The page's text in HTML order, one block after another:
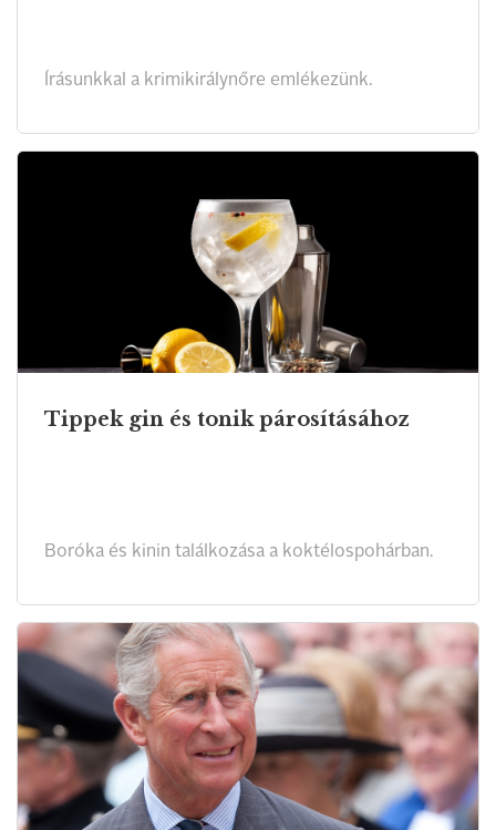
Írásunkkal a krimikirálynőre emlékezünk.
Tippek gin és tonik párosításához
Boróka és kinin találkozása a koktélospohárban.